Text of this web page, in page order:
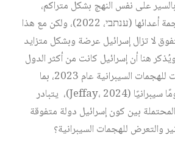
بالسير على نفس النهج بشكل متراكم،
لحماية إسرائيل ومهاجمة أعدائها (ענתבי، 2022)، ولكن مع هذا
لا تزال إسرائيل عرضة وبشكل متزايد
هنا أن إسرائيل كانت من أكثر الدول
في العالم التي تعرضت للهجمات السيبرانية عام 2023، بما
مجموعه 1480 هجومًا سيبرانيًا (Jeffay، 2024)، يتبادر
المحتملة بين كون إسرائيل دولة متفوقة
والتعرض للهجمات السيبرانية؟